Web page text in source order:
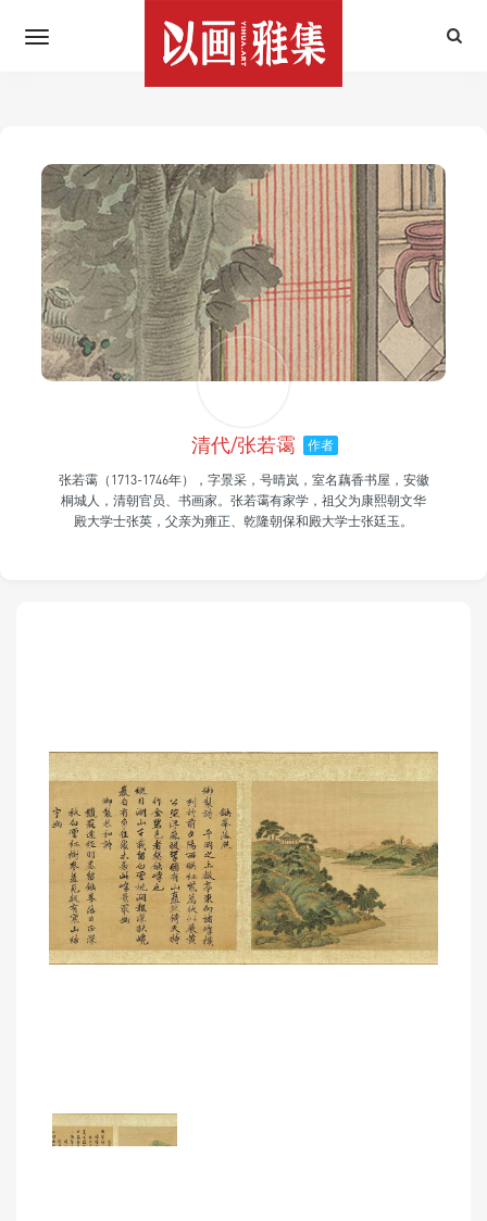
清代/张若霭 作者
张若霭（1713-1746年），字景采，号晴岚，室名藕香书屋，安徽
桐城人，清朝官员、书画家。张若霭有家学，祖父为康熙朝文华
殿大学士张英，父亲为雍正、乾隆朝保和殿大学士张廷玉。